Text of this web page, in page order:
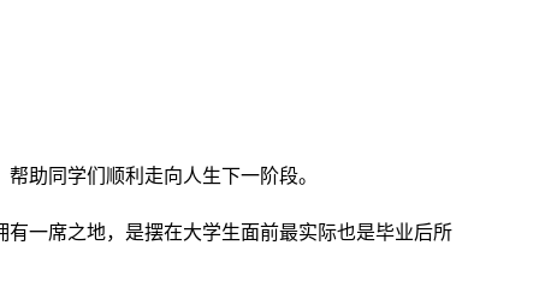
助同学们顺利走向人生下一阶段。
一席之地，是摆在大学生面前最实际也是毕业后所